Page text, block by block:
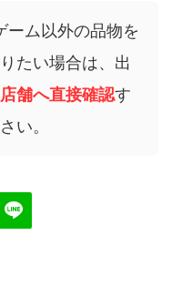
ーム以外の品物を
たい場合は、出
店舗へ直接確認す
い。